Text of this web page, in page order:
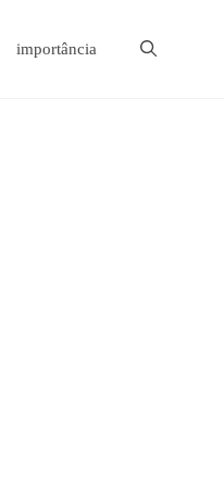
importância